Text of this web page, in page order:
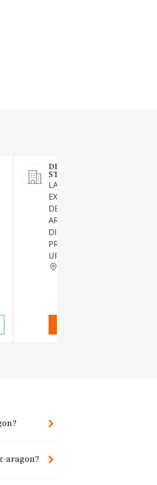
DETRAS DE SAN CECILIO-
STUDIO SL PROFESIONAL
LA SOCIEDAD TIENE POR
EXCLUSIVO LA ACTIVIDAD
DEL EJERCICIO DE LA
ARQUITECTURA,
DIRECCION DE OBRAS Y
PROYECTOS DE
URBANISTICOS.
aragon?